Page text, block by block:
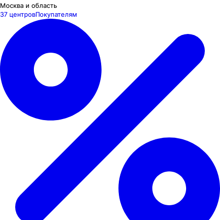
Москва и область
37 центровПокупателям